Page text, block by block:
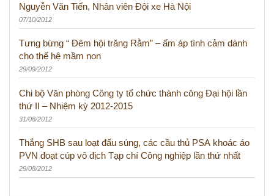
Nguyễn Văn Tiến, Nhân viên Đội xe Hà Nội
07/10/2012
Tưng bừng “ Đêm hội trăng Rằm” – ấm áp tình cảm dành
cho thế hệ mầm non
29/09/2012
Chi bộ Văn phòng Công ty tổ chức thành công Đại hội lần
thứ II – Nhiệm kỳ 2012-2015
31/08/2012
Thắng SHB sau loạt đấu súng, các cầu thủ PSA khoác áo
PVN đoạt cúp vô địch Tạp chí Công nghiệp lần thứ nhất
29/08/2012